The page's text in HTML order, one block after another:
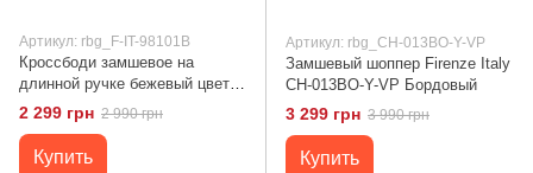
Артикул: rbg_F-IT-98101B
Кроссбоди замшевое на
длинной ручке бежевый цвет
Firenze Italy F-IT-98101B беж
2 299 грн 2 990 грн
Купить
Артикул: rbg_CH-013BO-Y-VP
Замшевый шоппер Firenze Italy
CH-013BO-Y-VP Бордовый
3 299 грн 3 990 грн
Купить